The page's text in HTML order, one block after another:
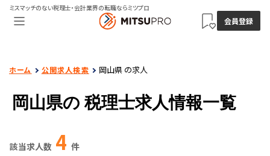
ミスマッチのない税理士・会計業界の転職ならミツプロ
会員登録
ホーム 公開求人検索 岡山県 の求人
岡山県の 税理士求人情報一覧
該当求人数 4 件